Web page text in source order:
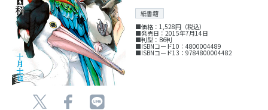
紙書籍
■価格：1,528円（税込）
■発売日：2015年7月14日
■判型：B6判
■ISBNコード10：4800004489
■ISBNコード13：9784800004482